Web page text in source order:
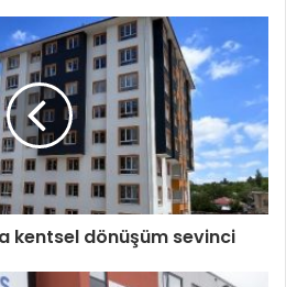
kentsel dönüşüm sevinci